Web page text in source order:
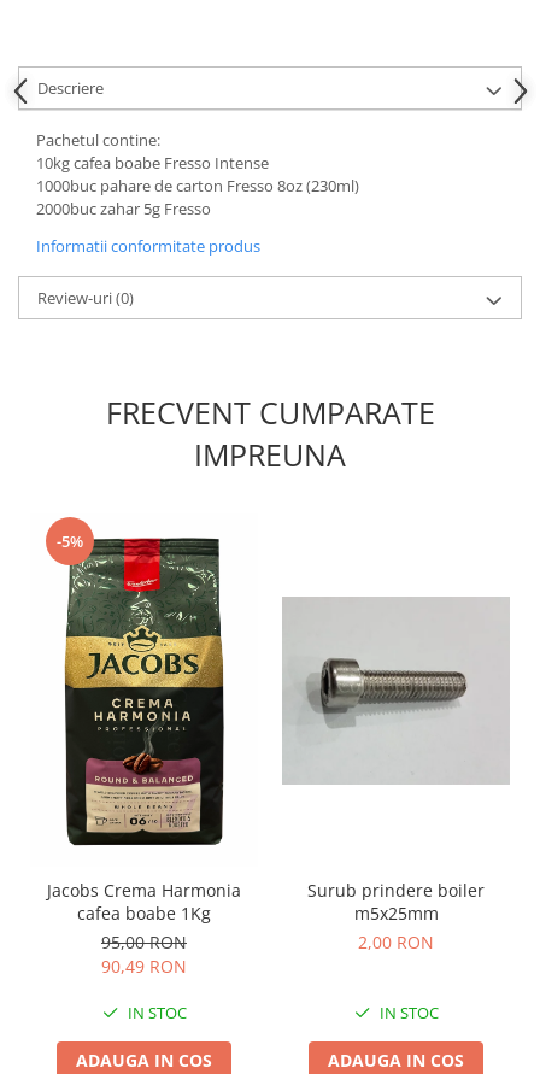
Descriere
Pachetul contine:
10kg cafea boabe Fresso Intense
1000buc pahare de carton Fresso 8oz (230ml)
2000buc zahar 5g Fresso
Informatii conformitate produs
Review-uri(0)
FRECVENT CUMPARATE
IMPREUNA
-5%
Jacobs Crema Harmonia
cafea boabe 1Kg
95,00 RON
90,49 RON
IN STOC
ADAUGA IN COS
Surub prindere boiler
m5x25mm
2,00 RON
IN STOC
ADAUGA IN COS